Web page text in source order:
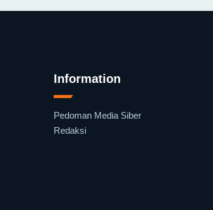
Information
Pedoman Media Siber
Redaksi